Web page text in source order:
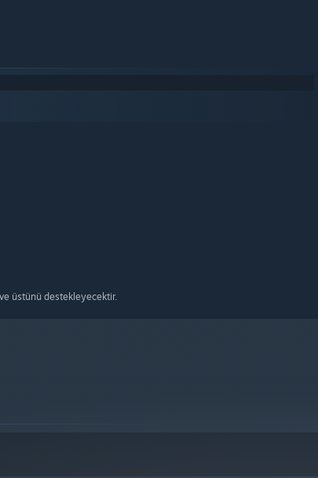
üstünü destekleyecektir.